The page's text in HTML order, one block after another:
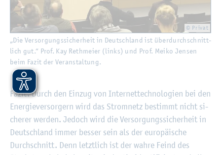
© Pri­vat
„Die Ver­sor­gungs­si­cher­heit in Deutsch­land ist über­durch­schnitt­
lich gut.“ Prof. Kay Reth­mei­er (links) und Prof. Meiko Jen­sen
beim Fazit der Ver­an­stal­tung.
Fazit: Durch den Ein­zug von In­ter­net­tech­no­lo­gi­en bei den
En­er­gie­ver­sor­gern wird das Strom­netz be­stimmt nicht si­
che­rer wer­den. Je­doch wird die Ver­sor­gungs­si­cher­heit in
Deutsch­land immer bes­ser sein als der eu­ro­päi­sche
Durch­schnitt. Denn letzt­lich ist der wahre Feind des